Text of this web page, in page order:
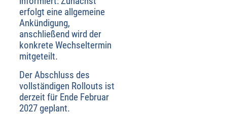
erfolgt eine allgemeine
Ankündigung,
anschließend wird der
konkrete Wechseltermin
mitgeteilt.
Der Abschluss des
vollständigen Rollouts ist
derzeit für Ende Februar
2027 geplant.